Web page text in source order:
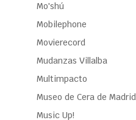
Mo'shú
Mobilephone
Movierecord
Mudanzas Villalba
Multimpacto
Museo de Cera de Madrid
Music Up!